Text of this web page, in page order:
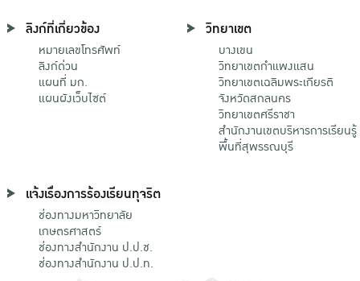
ลิงก์ที่เกี่ยวข้อง
หมายเลขโทรศัพท์
ลิงก์ด่วน
แผนที่ มก.
แผนผังเว็บไซต์
วิทยาเขต
บางเขน
วิทยาเขตกําแพงแสน
วิทยาเขตเฉลิมพระเกียรติ
จังหวัดสกลนคร
วิทยาเขตศรีราชา
สำนักงานเขตบริหารการเรียนรู้
พื้นที่สุพรรณบุรี
แจ้งเรื่องการร้องเรียนทุจริต
ช่องทางมหาวิทยาลัย
เกษตรศาสตร์
ช่องทางสำนักงาน ป.ป.ช.
ช่องทางสำนักงาน ป.ป.ท.